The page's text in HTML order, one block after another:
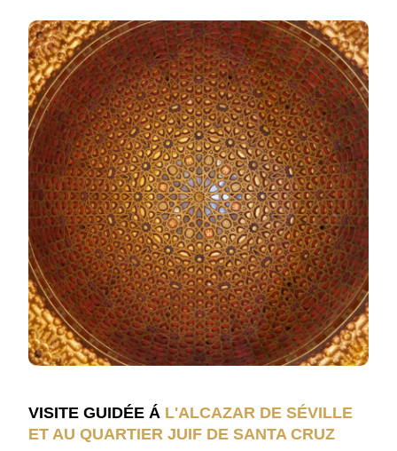
VISITE GUIDÉE Á L'ALCAZAR DE SÉVILLE
ET AU QUARTIER JUIF DE SANTA CRUZ